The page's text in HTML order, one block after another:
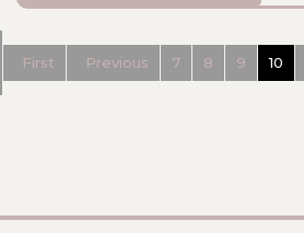
First Previous 7 8 9 10